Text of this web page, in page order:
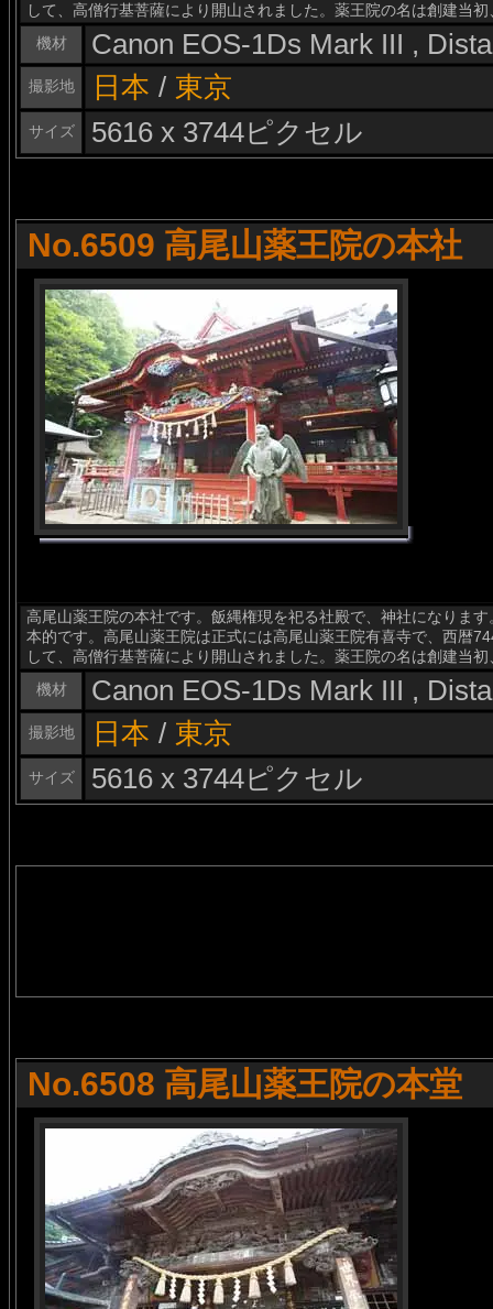
して、高僧行基菩薩により開山されました。薬王院の名は創建当
機材
Canon EOS-1Ds Mark III ,
撮影地 日本 / 東京
サイズ 5616 x 3744ピクセル
No.6509 高尾山薬王院の本社
高尾山薬王院の本社です。飯縄権現を祀る社殿で、神社になりま
本的です。高尾山薬王院は正式には高尾山薬王院有喜寺で、西暦
して、高僧行基菩薩により開山されました。薬王院の名は創建当
機材
Canon EOS-1Ds Mark III ,
撮影地 日本 / 東京
サイズ 5616 x 3744ピクセル
No.6508 高尾山薬王院の本堂